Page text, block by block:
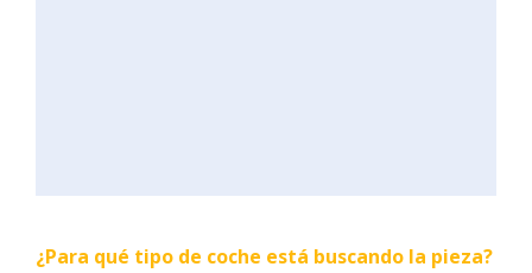
¿Para qué tipo de coche está buscando la pieza?